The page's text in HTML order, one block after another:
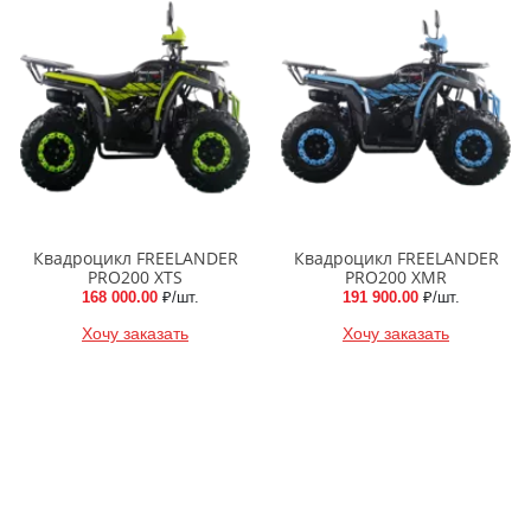
Квадроцикл FREELANDER
PRO200 XTS
168 000.00 ₽/шт.
Хочу заказать
Квадроцикл FREELANDER
PRO200 XMR
191 900.00 ₽/шт.
Хочу заказать